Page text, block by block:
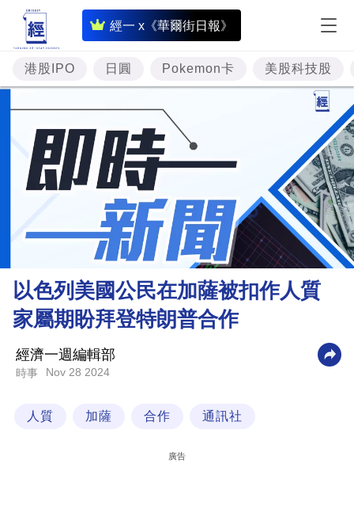
經一 x《華爾街日報》
即
時
財
經
專
題
投
資
樓
市
財
商
業
科
港股IPO 日圓 Pokemon卡 美股科技股
以色列美國公民在加薩被扣作人質
家屬期盼拜登特朗普合作
經濟一週編輯部
時事 Nov 28 2024
人質 加薩 合作 通訊社
廣告